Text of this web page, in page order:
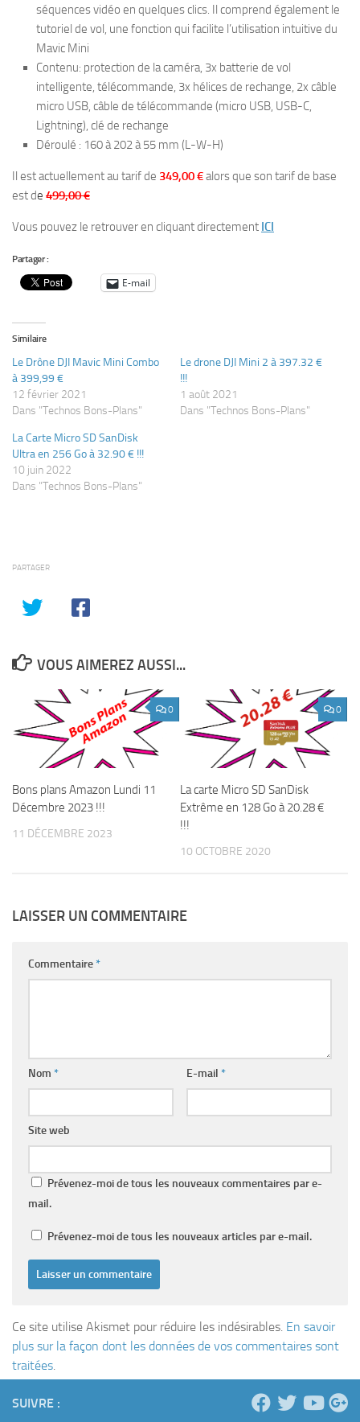
séquences vidéo en quelques clics. Il comprend également le
tutoriel de vol, une fonction qui facilite l’utilisation intuitive du
Mavic Mini
Contenu: protection de la caméra, 3x batterie de vol
intelligente, télécommande, 3x hélices de rechange, 2x câble
micro USB, câble de télécommande (micro USB, USB-C,
Lightning), clé de rechange
Déroulé : 160 à 202 à 55 mm (L-W-H)
Il est actuellement au tarif de 349,00 €alors que son tarif de base
est de 499,00 €
Vous pouvez le retrouver en cliquant directement ICI
Partager :
E-mail
Similaire
Le Drône DJI Mavic Mini Combo
à 399,99 €
12 février 2021
Dans "Technos Bons-Plans"
Le drone DJI Mini 2 à 397.32 €
!!!
1 août 2021
Dans "Technos Bons-Plans"
La Carte Micro SD SanDisk
Ultra en 256 Go à 32.90 € !!!
10 juin 2022
Dans "Technos Bons-Plans"
PARTAGER
VOUS AIMEREZ AUSSI...
0
Bons plans Amazon Lundi 11
Décembre 2023 !!!
11 DÉCEMBRE 2023
0
La carte Micro SD SanDisk
Extrême en 128 Go à 20.28 €
!!!
10 OCTOBRE 2020
LAISSER UN COMMENTAIRE
Commentaire*
Nom * E-mail *
Site web
Prévenez-moi de tous les nouveaux commentaires par e-
mail.
Prévenez-moi de tous les nouveaux articles par e-mail.
Ce site utilise Akismet pour réduire les indésirables. En savoir
plus sur la façon dont les données de vos commentaires sont
traitées.
SUIVRE :